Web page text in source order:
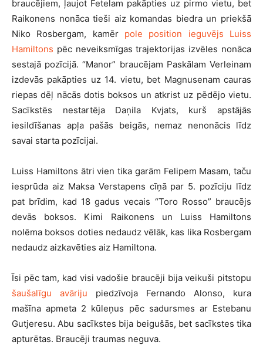
braucējiem, ļaujot Fetelam pakāpties uz pirmo vietu, bet
Raikonens nonāca tieši aiz komandas biedra un priekšā
Niko Rosbergam, kamēr pole position ieguvējs Luiss
Hamiltons pēc neveiksmīgas trajektorijas izvēles nonāca
sestajā pozīcijā. “Manor” braucējam Paskālam Verleinam
izdevās pakāpties uz 14. vietu, bet Magnusenam cauras
riepas dēļ nācās dotis boksos un atkrist uz pēdējo vietu.
Sacīkstēs nestartēja Daņila Kvjats, kurš apstājās
iesildīšanas apļa pašās beigās, nemaz nenonācis līdz
savai starta pozīcijai.
Luiss Hamiltons ātri vien tika garām Felipem Masam, taču
iesprūda aiz Maksa Verstapens cīņā par 5. pozīciju līdz
pat brīdim, kad 18 gadus vecais “Toro Rosso” braucējs
devās boksos. Kimi Raikonens un Luiss Hamiltons
nolēma boksos doties nedaudz vēlāk, kas lika Rosbergam
nedaudz aizkavēties aiz Hamiltona.
Īsi pēc tam, kad visi vadošie braucēji bija veikuši pitstopu
šaušalīgu avāriju piedzīvoja Fernando Alonso, kura
mašīna apmeta 2 kūleņus pēc sadursmes ar Estebanu
Gutjeresu. Abu sacīkstes bija beigušās, bet sacīkstes tika
apturētas. Braucēji traumas neguva.